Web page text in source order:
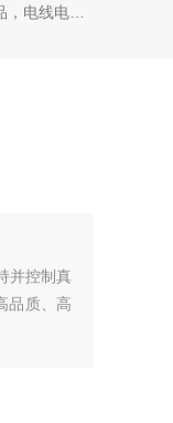
材料，电子
并控制真
品质、高